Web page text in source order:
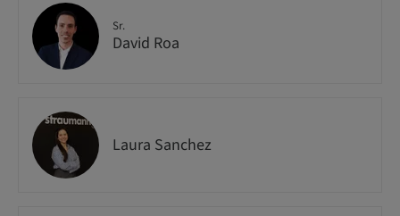
Sr.
David Roa
Laura Sanchez